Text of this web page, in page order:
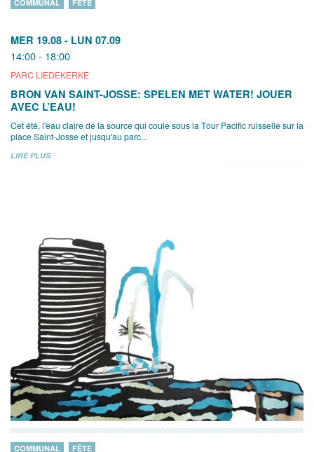
MER 19.08 - LUN 07.09
14:00 - 18:00
PARC LIEDEKERKE
COMMUNAL FÊTE
BRON VAN SAINT-JOSSE: SPELEN MET WATER! JOUER
AVEC L’EAU!
Cet été, l'eau claire de la source qui coule sous la Tour Pacific ruisselle sur la
place Saint-Josse et jusqu'au parc...
LIRE PLUS
COMMUNAL FÊTE